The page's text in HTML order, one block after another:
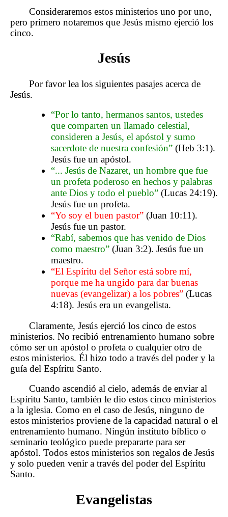
Consideraremos estos ministerios uno por uno,
pero primero notaremos que Jesús mismo ejerció los
cinco.
Jesús
Por favor lea los siguientes pasajes acerca de
Jesús.
“Por lo tanto, hermanos santos, ustedes
que comparten un llamado celestial,
consideren a Jesús, el apóstol y sumo
sacerdote de nuestra confesión” (Heb 3:1).
Jesús fue un apóstol.
“... Jesús de Nazaret, un hombre que fue
un profeta poderoso en hechos y palabras
ante Dios y todo el pueblo” (Lucas 24:19).
Jesús fue un profeta.
“Yo soy el buen pastor” (Juan 10:11).
Jesús fue un pastor.
“Rabí, sabemos que has venido de Dios
como maestro” (Juan 3:2). Jesús fue un
maestro.
“El Espíritu del Señor está sobre mí,
porque me ha ungido para dar buenas
nuevas (evangelizar) a los pobres” (Lucas
4:18). Jesús era un evangelista.
Claramente, Jesús ejerció los cinco de estos
ministerios. No recibió entrenamiento humano sobre
cómo ser un apóstol o profeta o cualquier otro de
estos ministerios. Él hizo todo a través del poder y la
guía del Espíritu Santo.
Cuando ascendió al cielo, además de enviar al
Espíritu Santo, también le dio estos cinco ministerios
a la iglesia. Como en el caso de Jesús, ninguno de
estos ministerios proviene de la capacidad natural o el
entrenamiento humano. Ningún instituto bíblico o
seminario teológico puede prepararte para ser
apóstol. Todos estos ministerios son regalos de Jesús
y solo pueden venir a través del poder del Espíritu
Santo.
Evangelistas